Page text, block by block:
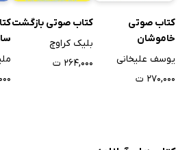
فصل شصت و هفتم
فصل شصت و هشتم
کتاب صوتی
خاموشان
یوسف علیخانی
۲۷۰,۰۰۰ ت
کتاب صوتی بازگشت
بلیک کراوچ
۲۶۴,۰۰۰ ت